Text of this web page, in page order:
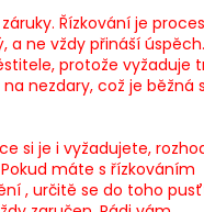
Řízkování je
ne vždy přináší
protože vyžaduje
nezdary, což je běžná
si je i vyžadujete,
máte s řízkováním
, určitě se do toho